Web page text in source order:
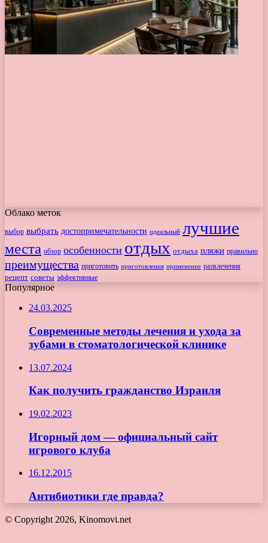
Облако меток
выбор выбрать достопримечательности идеальный лучшие
места обзор особенности отдых отдыха пляжи правильно
преимущества приготовить приготовления применение развлечения
рецепт советы эффективные
Популярное
24.03.2025
Современные методы лечения и ухода за
зубами в стоматологической клинике
13.07.2024
Как получить гражданство Израиля
19.02.2023
Игорный дом — официальный сайт
игрового клуба
16.12.2015
Антибиотики где правда?
© Copyright 2026, Kinomovi.net